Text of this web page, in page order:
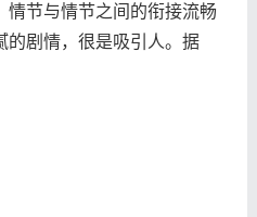
情节与情节之间的衔接流畅
的剧情，很是吸引人。据